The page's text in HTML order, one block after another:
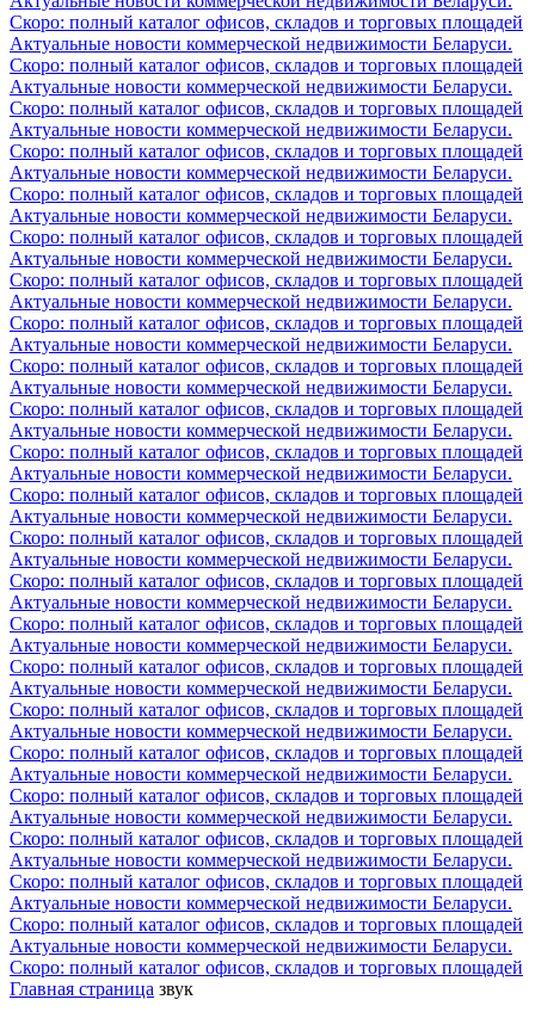
Скоро: полный каталог офисов, складов и торговых площадей
Актуальные новости коммерческой недвижимости Беларуси.
Скоро: полный каталог офисов, складов и торговых площадей
Актуальные новости коммерческой недвижимости Беларуси.
Скоро: полный каталог офисов, складов и торговых площадей
Актуальные новости коммерческой недвижимости Беларуси.
Скоро: полный каталог офисов, складов и торговых площадей
Актуальные новости коммерческой недвижимости Беларуси.
Скоро: полный каталог офисов, складов и торговых площадей
Актуальные новости коммерческой недвижимости Беларуси.
Скоро: полный каталог офисов, складов и торговых площадей
Актуальные новости коммерческой недвижимости Беларуси.
Скоро: полный каталог офисов, складов и торговых площадей
Актуальные новости коммерческой недвижимости Беларуси.
Скоро: полный каталог офисов, складов и торговых площадей
Актуальные новости коммерческой недвижимости Беларуси.
Скоро: полный каталог офисов, складов и торговых площадей
Актуальные новости коммерческой недвижимости Беларуси.
Скоро: полный каталог офисов, складов и торговых площадей
Актуальные новости коммерческой недвижимости Беларуси.
Скоро: полный каталог офисов, складов и торговых площадей
Актуальные новости коммерческой недвижимости Беларуси.
Скоро: полный каталог офисов, складов и торговых площадей
Актуальные новости коммерческой недвижимости Беларуси.
Скоро: полный каталог офисов, складов и торговых площадей
Актуальные новости коммерческой недвижимости Беларуси.
Скоро: полный каталог офисов, складов и торговых площадей
Актуальные новости коммерческой недвижимости Беларуси.
Скоро: полный каталог офисов, складов и торговых площадей
Актуальные новости коммерческой недвижимости Беларуси.
Скоро: полный каталог офисов, складов и торговых площадей
Актуальные новости коммерческой недвижимости Беларуси.
Скоро: полный каталог офисов, складов и торговых площадей
Актуальные новости коммерческой недвижимости Беларуси.
Скоро: полный каталог офисов, складов и торговых площадей
Актуальные новости коммерческой недвижимости Беларуси.
Скоро: полный каталог офисов, складов и торговых площадей
Актуальные новости коммерческой недвижимости Беларуси.
Скоро: полный каталог офисов, складов и торговых площадей
Актуальные новости коммерческой недвижимости Беларуси.
Скоро: полный каталог офисов, складов и торговых площадей
Актуальные новости коммерческой недвижимости Беларуси.
Скоро: полный каталог офисов, складов и торговых площадей
Актуальные новости коммерческой недвижимости Беларуси.
Скоро: полный каталог офисов, складов и торговых площадей
Главная страница звук